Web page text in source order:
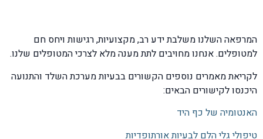
המרפאה השלנו משלבת ידע רב, מקצועיות, רגישות ויחס חם
למטופלים. אנחנו מחויבים לתת מענה מלא לצרכי המטופלים שלנו.
לקריאת מאמרים נוספים הקשורים בבעיות מערכת השלד והתנועה
היכנסו לקישורים הבאים:
האנטומיה של כף היד
טיפולי גלי הלם לבעיות אורתופדיות